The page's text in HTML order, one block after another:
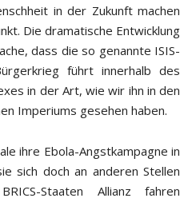
in der Zukunft machen
Die dramatische Entwicklung
dass die so genannte ISIS-
führt innerhalb des
in der Art, wie wir ihn in den
Imperiums gesehen haben.
ihre Ebola-Angstkampagne in
sich doch an anderen Stellen
Staaten Allianz fahren